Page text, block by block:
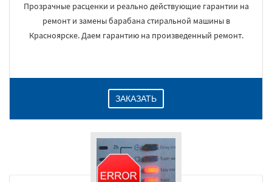
Прозрачные расценки и реально действующие гарантии на
ремонт и замены барабана стиральной машины в
Красноярске. Даем гарантию на произведенный ремонт.
ЗАКАЗАТЬ